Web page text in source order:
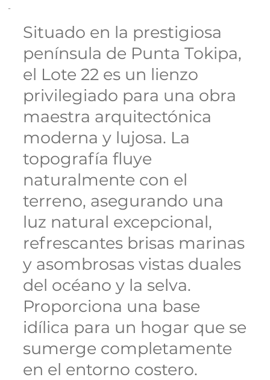
Situado en la prestigiosa
península de Punta Tokipa,
el Lote 22 es un lienzo
privilegiado para una obra
maestra arquitectónica
moderna y lujosa. La
topografía fluye
naturalmente con el
terreno, asegurando una
luz natural excepcional,
refrescantes brisas marinas
y asombrosas vistas duales
del océano y la selva.
Proporciona una base
idílica para un hogar que se
sumerge completamente
en el entorno costero.
-